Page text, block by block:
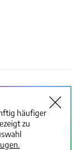
häufiger
zu